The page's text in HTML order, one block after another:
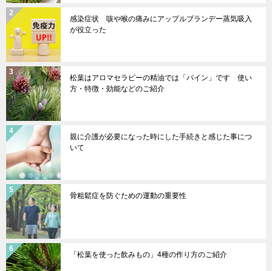
感染症状 咳や喉の痛みにアップルブランデー蒸気吸入
が役立った
松葉はアロマセラピーの精油では「パイン」です 使い
方・特徴・効能などのご紹介
親に介護が必要になった時にした手続きと感じた事につ
いて
骨粗鬆症を防ぐための運動の重要性
「松葉を使った飲みもの」4種の作り方のご紹介